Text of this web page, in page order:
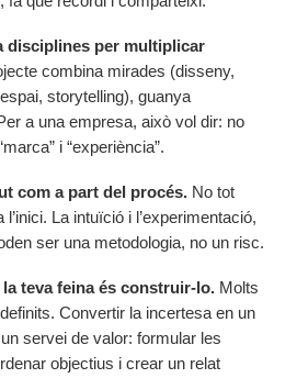
disciplines per multiplicar
combina mirades (disseny,
storytelling), guanya
a una empresa, això vol dir: no
i “experiència”.
com a part del procés. No tot
l’inici. La intuïció i l’experimentació,
ser una metodologia, no un risc.
teva feina és construir-lo. Molts
Convertir la incertesa en un
servei de valor: formular les
objectius i crear un relat